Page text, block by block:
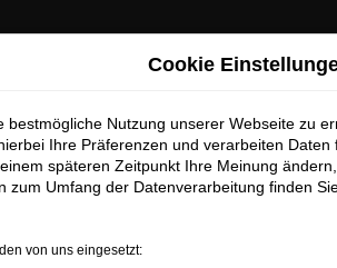
Cookie
bestmögliche Nutzung unserer Webseite zu
Ihre Präferenzen und verarbeiten
späteren Zeitpunkt Ihre Meinung
zum Umfang der Datenverarbeitung finden
von uns eingesetzt: